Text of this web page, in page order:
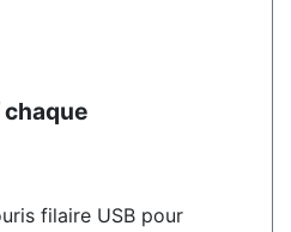
chaque
filaire USB pour